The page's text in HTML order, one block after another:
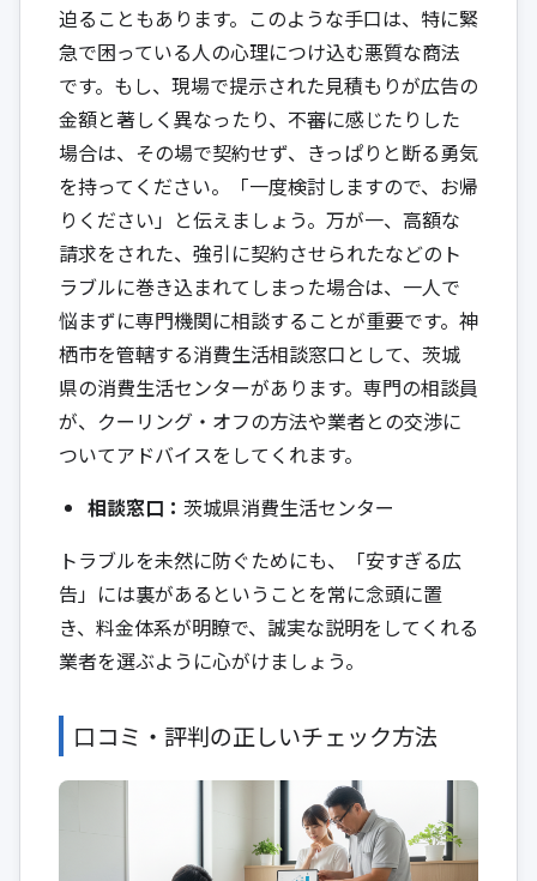
迫ることもあります。このような手口は、特に緊
急で困っている人の心理につけ込む悪質な商法
です。もし、現場で提示された見積もりが広告の
金額と著しく異なったり、不審に感じたりした
場合は、その場で契約せず、きっぱりと断る勇気
を持ってください。「一度検討しますので、お帰
りください」と伝えましょう。万が一、高額な
請求をされた、強引に契約させられたなどのト
ラブルに巻き込まれてしまった場合は、一人で
悩まずに専門機関に相談することが重要です。神
栖市を管轄する消費生活相談窓口として、茨城
県の消費生活センターがあります。専門の相談員
が、クーリング・オフの方法や業者との交渉に
ついてアドバイスをしてくれます。
相談窓口： 茨城県消費生活センター
トラブルを未然に防ぐためにも、「安すぎる広
告」には裏があるということを常に念頭に置
き、料金体系が明瞭で、誠実な説明をしてくれる
業者を選ぶように心がけましょう。
口コミ・評判の正しいチェック方法